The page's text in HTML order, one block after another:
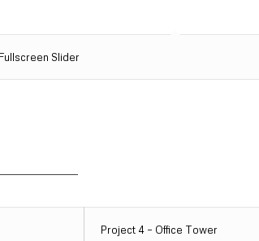
Slider
Project 4 – Office Tower